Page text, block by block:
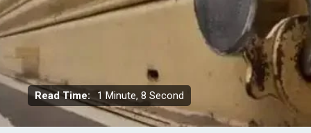
Read Time: 1 Minute, 8 Second